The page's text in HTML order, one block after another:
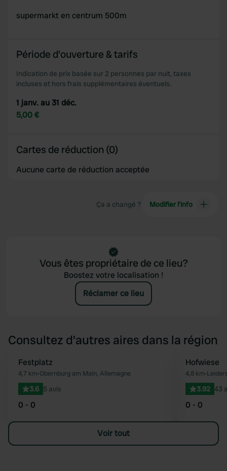
supermarkt en centrum 500m
Période d'ouverture & tarifs
Indication de prix basée sur 2 personnes par nuit, taxes
incluses et hors frais supplémentaires éventuels.
1 janv. au 31 déc.
5,00 €
Cartes de réduction (0)
Aucune carte de réduction acceptée
Ça a changé ? Modifier l’info
Vous êtes propriétaire de ce lieu?
Boostez votre localisation !
Réclamer ce lieu
Consultez d'autres aires dans la région
Préféré
Festplatz
4,7 km•Obernburg am Main, Allemagne
3.6 5 avis
0 - 0
Hofwiese
4,8 km•
3.92 43
0 - 0
Voir tout